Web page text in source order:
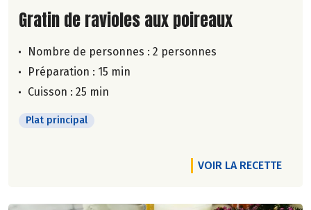
Lire la suite de la recette
Gratin de ravioles aux poireaux
Nombre de personnes : 2 personnes
Préparation : 15 min
Cuisson : 25 min
Plat principal
VOIR LA RECETTE